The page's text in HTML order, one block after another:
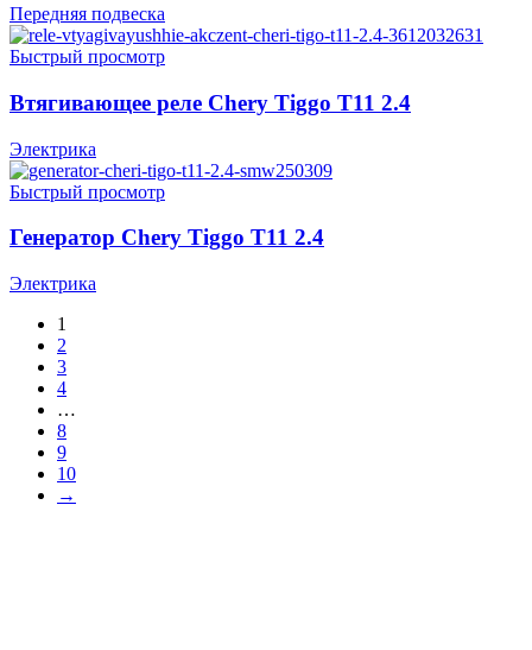
Передняя подвеска
Быстрый просмотр
Втягивающее реле Chery Tiggo T11 2.4
Электрика
Быстрый просмотр
Генератор Chery Tiggo T11 2.4
Электрика
1
2
3
4
…
8
9
10
→